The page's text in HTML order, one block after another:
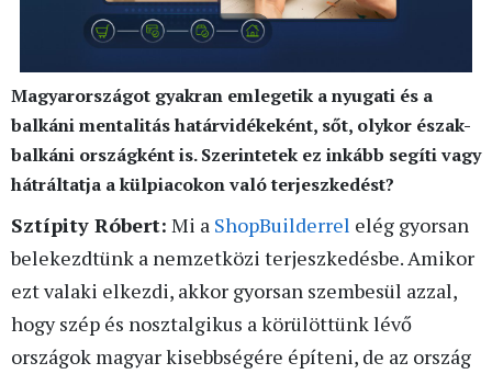
Magyarországot gyakran emlegetik a nyugati és a
balkáni mentalitás határvidékeként, sőt, olykor észak-
balkáni országként is. Szerintetek ez inkább segíti vagy
hátráltatja a külpiacokon való terjeszkedést?
Sztípity Róbert: Mi a ShopBuilderrel elég gyorsan
belekezdtünk a nemzetközi terjeszkedésbe. Amikor
ezt valaki elkezdi, akkor gyorsan szembesül azzal,
hogy szép és nosztalgikus a körülöttünk lévő
országok magyar kisebbségére építeni, de az ország